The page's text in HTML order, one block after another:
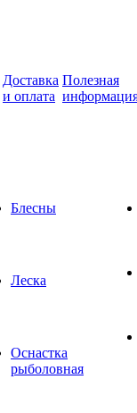
Доставка
и оплата
Полезная
Блесны
Леска
Оснастка
рыболовная